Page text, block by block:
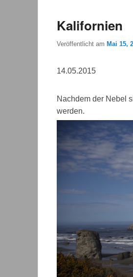
Kalifornien
Veröffentlicht am Mai 15,
14.05.2015
Nachdem der Nebel
werden.